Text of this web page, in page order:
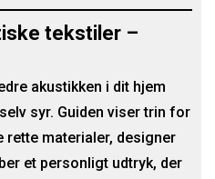
tekstiler –
akustikken i dit hjem
syr. Guiden viser trin for
materialer, designer
et personligt udtryk, der